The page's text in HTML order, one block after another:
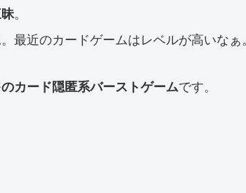
。
最近のカードゲームはレベルが高いなぁ。
のカード隠匿系バーストゲームです。